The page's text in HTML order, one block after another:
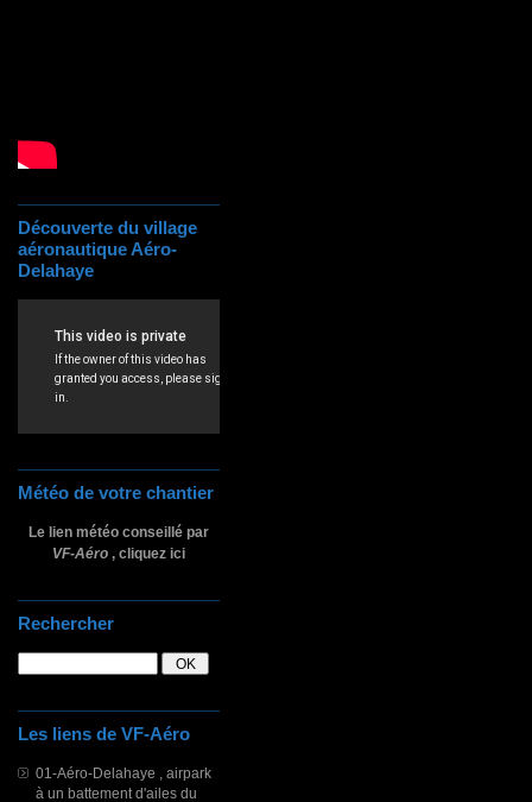
Découverte du village
aéronautique Aéro-
Delahaye
Météo de votre chantier
Le lien météo conseillé par
VF-Aéro , cliquez ici
Rechercher
Les liens de VF-Aéro
01-Aéro-Delahaye , airpark
à un battement d'ailes du